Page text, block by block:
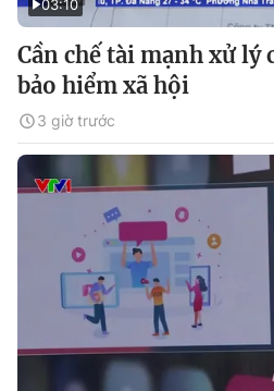
03:10
Cần chế tài mạnh xử
bảo hiểm xã hội
3 giờ trước